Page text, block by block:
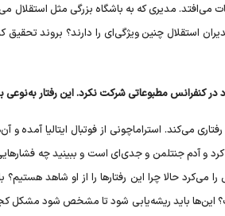
می‌افتد. مدیری که به باشگاه بزرگی مثل استقلال
استقلال چنین ویژگی‌ای را دارند؟ بروند تحقیق
در کنفرانس مطبوعاتی شرکت نکرد. این رفتار
می‌کند. استراماچونی از فوتبال ایتالیا آمده
کرد و آدم جنتلمن و جدی‌ای است و ببینید چه
می‌کرد حالا چرا این رفتارها را از او شاهد
باید ریشه‌یابی شود تا مشخص شود مشکل